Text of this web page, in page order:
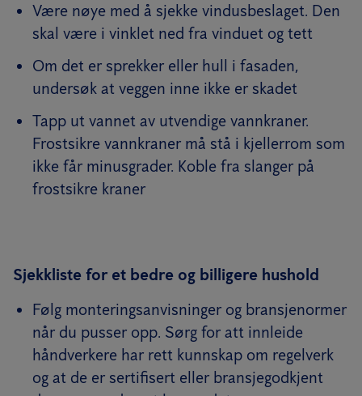
Være nøye med å sjekke vindusbeslaget. Den
skal være i vinklet ned fra vinduet og tett
Om det er sprekker eller hull i fasaden,
undersøk at veggen inne ikke er skadet
Tapp ut vannet av utvendige vannkraner.
Frostsikre vannkraner må stå i kjellerrom som
ikke får minusgrader. Koble fra slanger på
frostsikre kraner
Sjekkliste for et bedre og billigere hushold
Følg monteringsanvisninger og bransjenormer
når du pusser opp. Sørg for att innleide
håndverkere har rett kunnskap om regelverk
og at de er sertifisert eller bransjegodkjent